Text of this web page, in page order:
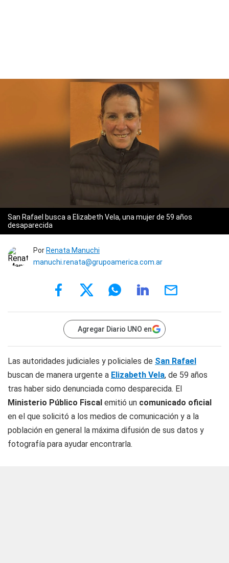
San Rafael busca a Elizabeth Vela, una mujer de 59 años
desaparecida
Por Renata Manuchi
manuchi.renata@grupoamerica.com.ar
Agregar Diario UNO en
Las autoridades judiciales y policiales de San Rafael
buscan de manera urgente a Elizabeth Vela, de 59 años
tras haber sido denunciada como desparecida. El
Ministerio Público Fiscal emitió un comunicado oficial
en el que solicitó a los medios de comunicación y a la
población en general la máxima difusión de sus datos y
fotografía para ayudar encontrarla.